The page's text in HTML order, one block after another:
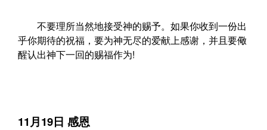
不要理所当然地接受神的赐予。如果你收到一份出
乎你期待的祝福，要为神无尽的爱献上感谢，并且要儆
醒认出神下一回的赐福作为!
11月19日 感恩